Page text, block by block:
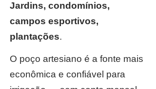
Jardins, condomínios,
campos esportivos,
plantações.
O poço artesiano é a fonte mais
econômica e confiável para